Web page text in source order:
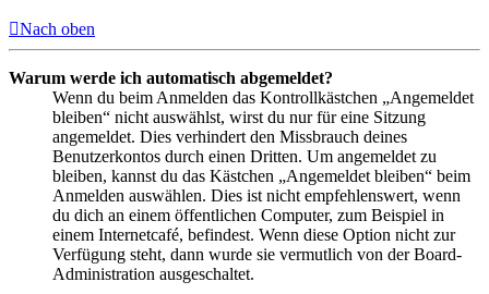
Nach oben
Warum werde ich automatisch abgemeldet?
Wenn du beim Anmelden das Kontrollkästchen „Angemeldet
bleiben“ nicht auswählst, wirst du nur für eine Sitzung
angemeldet. Dies verhindert den Missbrauch deines
Benutzerkontos durch einen Dritten. Um angemeldet zu
bleiben, kannst du das Kästchen „Angemeldet bleiben“ beim
Anmelden auswählen. Dies ist nicht empfehlenswert, wenn
du dich an einem öffentlichen Computer, zum Beispiel in
einem Internetcafé, befindest. Wenn diese Option nicht zur
Verfügung steht, dann wurde sie vermutlich von der Board-
Administration ausgeschaltet.